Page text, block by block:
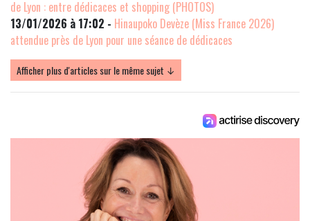
de Lyon : entre dédicaces et shopping (PHOTOS)
13/01/2026 à 17:02 - Hinaupoko Devèze (Miss France 2026)
attendue près de Lyon pour une séance de dédicaces
Afficher plus d'articles sur le même sujet ↓